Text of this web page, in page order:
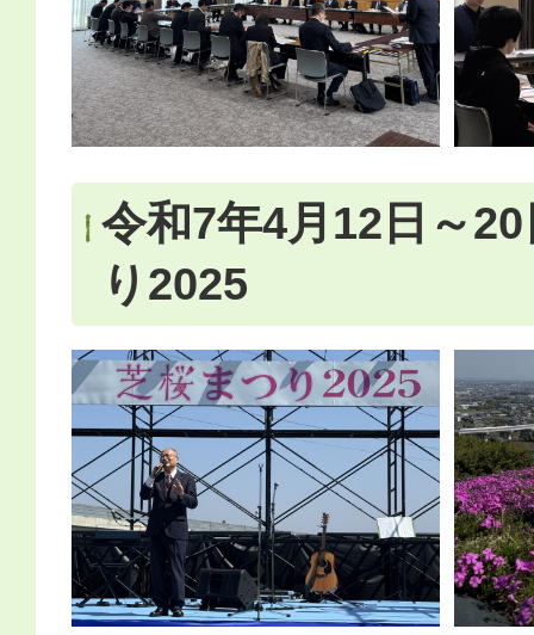
令和7年4月12日～
り2025